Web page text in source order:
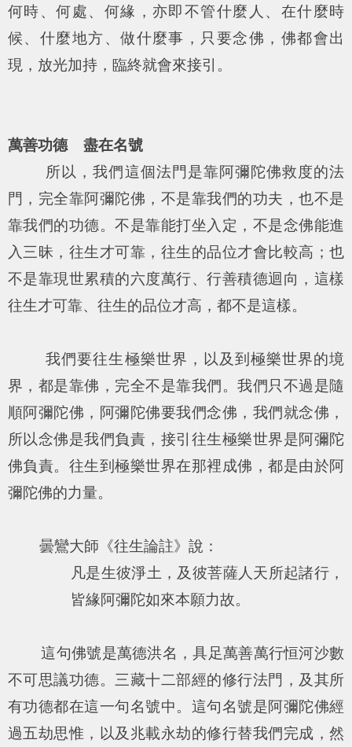
何時、何處、何緣，亦即不管什麼人、在什麼時
候、什麼地方、做什麼事，只要念佛，佛都會出
現，放光加持，臨終就會來接引。
萬善功德 盡在名號
所以，我們這個法門是靠阿彌陀佛救度的法
門，完全靠阿彌陀佛，不是靠我們的功夫，也不是
靠我們的功德。不是靠能打坐入定，不是念佛能進
入三昧，往生才可靠，往生的品位才會比較高；也
不是靠現世累積的六度萬行、行善積德迴向，這樣
往生才可靠、往生的品位才高，都不是這樣。
我們要往生極樂世界，以及到極樂世界的境
界，都是靠佛，完全不是靠我們。我們只不過是隨
順阿彌陀佛，阿彌陀佛要我們念佛，我們就念佛，
所以念佛是我們負責，接引往生極樂世界是阿彌陀
佛負責。往生到極樂世界在那裡成佛，都是由於阿
彌陀佛的力量。
曇鸞大師《往生論註》說：
凡是生彼淨土，及彼菩薩人天所起諸行，
皆緣阿彌陀如來本願力故。
這句佛號是萬德洪名，具足萬善萬行恒河沙數
不可思議功德。三藏十二部經的修行法門，及其所
有功德都在這一句名號中。這句名號是阿彌陀佛經
過五劫思惟，以及兆載永劫的修行替我們完成，然